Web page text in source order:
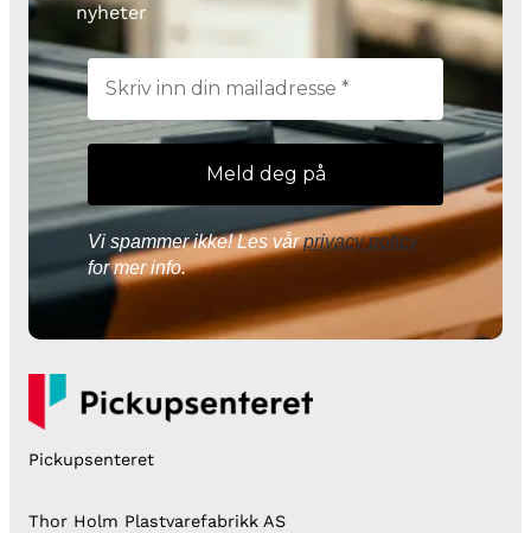
nyheter
Vi spammer ikke! Les vårprivacy policy
for mer info.
Pickupsenteret
Thor Holm Plastvarefabrikk AS